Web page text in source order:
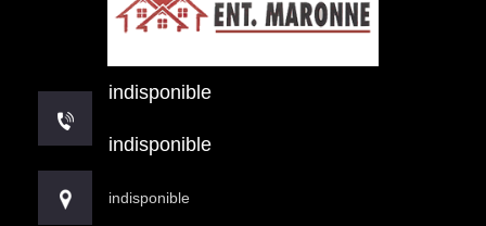
indisponible
indisponible
indisponible